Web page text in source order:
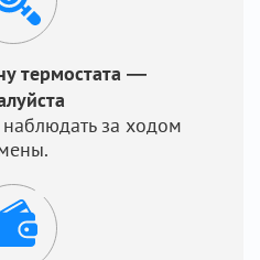
термостата —
за ходом